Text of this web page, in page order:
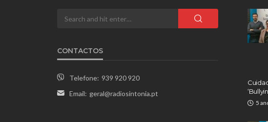
CONTACTOS
Telefone: 939 920 920
Email: geral@radiosintonia.pt
5